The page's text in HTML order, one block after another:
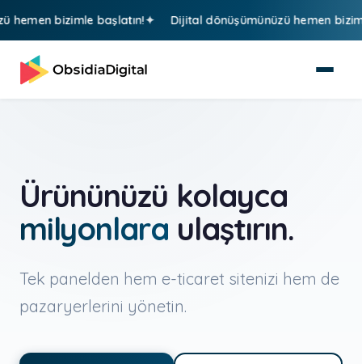
başlatın! Dijital dönüşümünüzü hemen bizimle başlatın!
Ürününüzü kolayca
milyonlara ulaştırın.
Tek panelden hem e-ticaret sitenizi hem de
pazaryerlerini yönetin.